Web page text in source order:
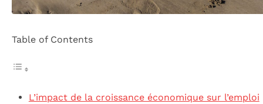
Table of Contents
L’impact de la croissance économique sur l’emploi